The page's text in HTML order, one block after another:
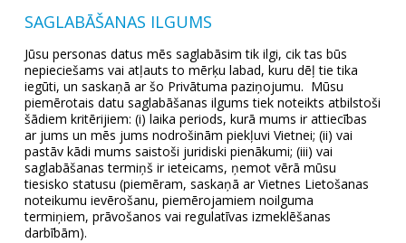
SAGLABĀŠANAS ILGUMS
Jūsu personas datus mēs saglabāsim tik ilgi, cik tas būs
nepieciešams vai atļauts to mērķu labad, kuru dēļ tie tika
iegūti, un saskaņā ar šo Privātuma paziņojumu. Mūsu
piemērotais datu saglabāšanas ilgums tiek noteikts atbilstoši
šādiem kritērijiem: (i) laika periods, kurā mums ir attiecības
ar jums un mēs jums nodrošinām piekļuvi Vietnei; (ii) vai
pastāv kādi mums saistoši juridiski pienākumi; (iii) vai
saglabāšanas termiņš ir ieteicams, ņemot vērā mūsu
tiesisko statusu (piemēram, saskaņā ar Vietnes Lietošanas
noteikumu ievērošanu, piemērojamiem noilguma
termiņiem, prāvošanos vai regulatīvas izmeklēšanas
darbībām).